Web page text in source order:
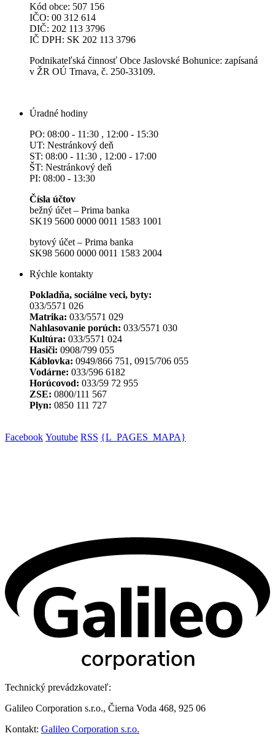
Kód obce: 507 156
IČO: 00 312 614
DIČ: 202 113 3796
IČ DPH: SK 202 113 3796
Podnikateľská činnosť Obce Jaslovské Bohunice: zapísaná
v ŽR OÚ Trnava, č. 250-33109.
Úradné hodiny
PO: 08:00 - 11:30 , 12:00 - 15:30
UT: Nestránkový deň
ST: 08:00 - 11:30 , 12:00 - 17:00
ŠT: Nestránkový deň
PI: 08:00 - 13:30
Čísla účtov
bežný účet – Prima banka
SK19 5600 0000 0011 1583 1001
bytový účet – Prima banka
SK98 5600 0000 0011 1583 2004
Rýchle kontakty
Pokladňa, sociálne veci, byty:
033/5571 026
Matrika: 033/5571 029
Nahlasovanie porúch: 033/5571 030
Kultúra: 033/5571 024
Hasiči: 0908/799 055
Káblovka: 0949/866 751, 0915/706 055
Vodárne: 033/596 6182
Horúcovod: 033/59 72 955
ZSE: 0800/111 567
Plyn: 0850 111 727
Facebook Youtube RSS {L_PAGES_MAPA}
Technický prevádzkovateľ:
Galileo Corporation s.r.o., Čierna Voda 468, 925 06
Kontakt: Galileo Corporation s.r.o.